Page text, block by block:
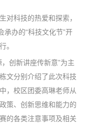
对科技的热爱和探索，
办的“科技文化节”开
。
创新讲座传新意”为主
文分别介绍了此次科技
，校区团委高琳老师从
策、创新思维和能力的
的各类注意事项及相关